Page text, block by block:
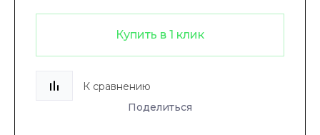
Купить в 1 клик
К сравнению
Поделиться